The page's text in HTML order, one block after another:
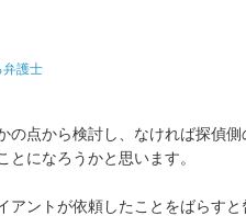
弁護士
の点から検討し、なければ探偵
になろうかと思います。
ントが依頼したことをばらすと